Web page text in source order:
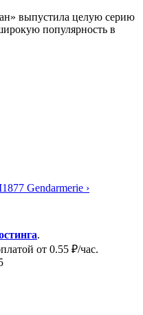
выпустила целую серию
популярность в
Gendarmerie ›
.
от 0.55 ₽/час.